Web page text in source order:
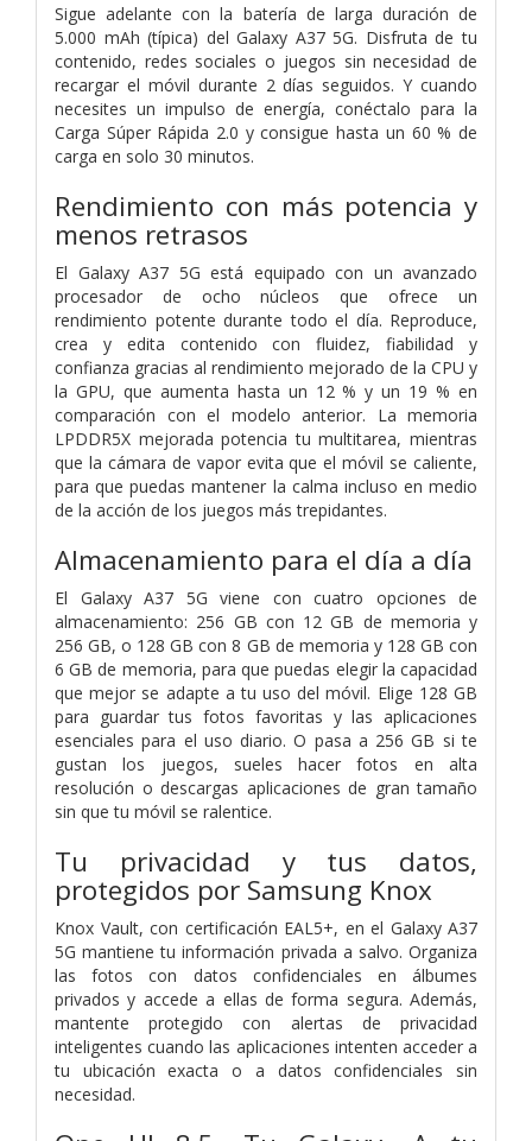
Sigue adelante con la batería de larga duración de
5.000 mAh (típica) del Galaxy A37 5G. Disfruta de tu
contenido, redes sociales o juegos sin necesidad de
recargar el móvil durante 2 días seguidos. Y cuando
necesites un impulso de energía, conéctalo para la
Carga Súper Rápida 2.0 y consigue hasta un 60 % de
carga en solo 30 minutos.
Rendimiento con más potencia y
menos retrasos
El Galaxy A37 5G está equipado con un avanzado
procesador de ocho núcleos que ofrece un
rendimiento potente durante todo el día. Reproduce,
crea y edita contenido con fluidez, fiabilidad y
confianza gracias al rendimiento mejorado de la CPU y
la GPU, que aumenta hasta un 12 % y un 19 % en
comparación con el modelo anterior. La memoria
LPDDR5X mejorada potencia tu multitarea, mientras
que la cámara de vapor evita que el móvil se caliente,
para que puedas mantener la calma incluso en medio
de la acción de los juegos más trepidantes.
Almacenamiento para el día a día
El Galaxy A37 5G viene con cuatro opciones de
almacenamiento: 256 GB con 12 GB de memoria y
256 GB, o 128 GB con 8 GB de memoria y 128 GB con
6 GB de memoria, para que puedas elegir la capacidad
que mejor se adapte a tu uso del móvil. Elige 128 GB
para guardar tus fotos favoritas y las aplicaciones
esenciales para el uso diario. O pasa a 256 GB si te
gustan los juegos, sueles hacer fotos en alta
resolución o descargas aplicaciones de gran tamaño
sin que tu móvil se ralentice.
Tu privacidad y tus datos,
protegidos por Samsung Knox
Knox Vault, con certificación EAL5+, en el Galaxy A37
5G mantiene tu información privada a salvo. Organiza
las fotos con datos confidenciales en álbumes
privados y accede a ellas de forma segura. Además,
mantente protegido con alertas de privacidad
inteligentes cuando las aplicaciones intenten acceder a
tu ubicación exacta o a datos confidenciales sin
necesidad.